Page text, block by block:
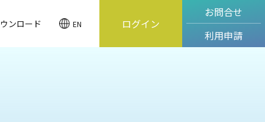
ンロード EN ログイン
お問合せ
利用申請